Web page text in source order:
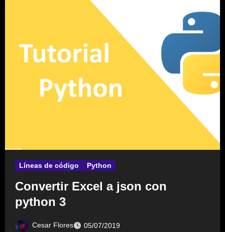
Líneas de código Python
Convertir Excel a json con
python 3
Cesar Flores 05/07/2019